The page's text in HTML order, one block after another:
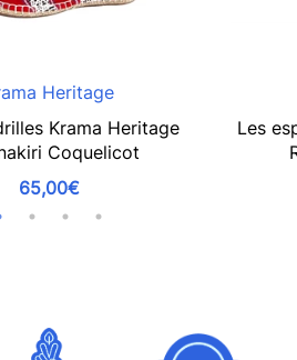
Heritage
Krama Heritage
Coquelicot
65,00€
Les